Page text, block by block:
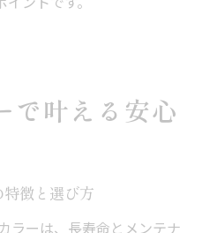
で叶える安心
徴と選び方
ラーは、長寿命とメンテナ